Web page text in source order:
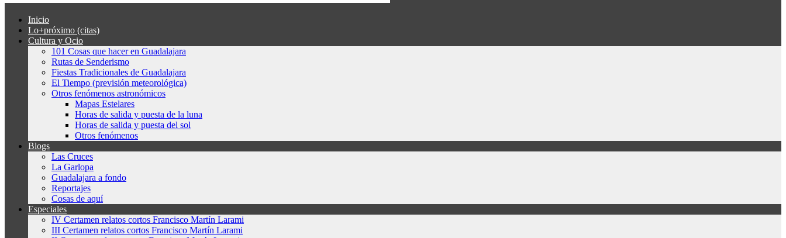
Inicio
Lo+próximo (citas)
Cultura y Ocio
101 Cosas que hacer en Guadalajara
Rutas de Senderismo
Fiestas Tradicionales de Guadalajara
El Tiempo (previsión meteorológica)
Otros fenómenos astronómicos
Mapas Estelares
Horas de salida y puesta de la luna
Horas de salida y puesta del sol
Otros fenómenos
Blogs
Las Cruces
La Garlopa
Guadalajara a fondo
Reportajes
Cosas de aquí
Especiales
IV Certamen relatos cortos Francisco Martín Larami
III Certamen relatos cortos Francisco Martín Larami